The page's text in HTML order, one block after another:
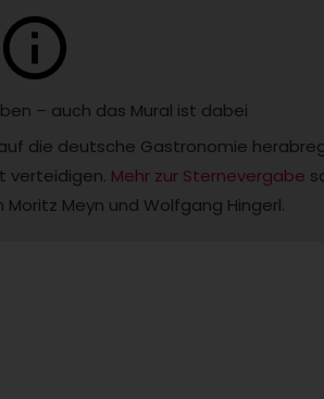
info
– auch das Mural ist dabei
die deutsche Gastronomie
verteidigen. Mehr zur Sternevergabe
Meyn und Wolfgang Hingerl.